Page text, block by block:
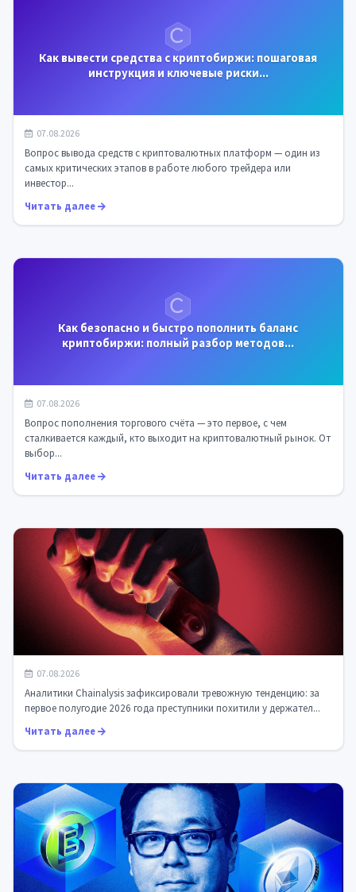
Как вывести средства с криптобиржи: пошаговая
инструкция и ключевые риски...
07.08.2026
Вопрос вывода средств с криптовалютных платформ — один из
самых критических этапов в работе любого трейдера или
инвестор...
Читать далее
Как безопасно и быстро пополнить баланс
криптобиржи: полный разбор методов...
07.08.2026
Вопрос пополнения торгового счёта — это первое, с чем
сталкивается каждый, кто выходит на криптовалютный рынок. От
выбор...
Читать далее
Крипто-атаки «гаечным ключом»: $30 млн убытков и
Франция в эпицентре угрозы...
07.08.2026
Аналитики Chainalysis зафиксировали тревожную тенденцию: за
первое полугодие 2026 года преступники похитили у держател...
Читать далее